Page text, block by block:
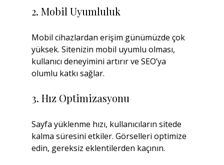
2. Mobil Uyumluluk
Mobil cihazlardan erişim günümüzde çok
yüksek. Sitenizin mobil uyumlu olması,
kullanıcı deneyimini artırır ve SEO’ya
olumlu katkı sağlar.
3. Hız Optimizasyonu
Sayfa yüklenme hızı, kullanıcıların sitede
kalma süresini etkiler. Görselleri optimize
edin, gereksiz eklentilerden kaçının.